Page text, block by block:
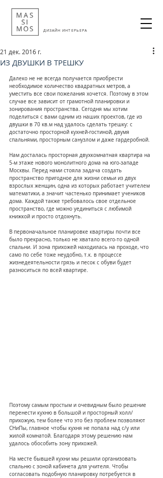
ДИЗАЙН ИНТЕРЬЕРА
ИЗ ДВУШКИ В ТРЕШКУ
21 дек. 2016 г.
Далеко не не всегда получается приобрести
необходимое количество квадратных метров, а
уместить все свои пожелания хочется. Поэтому в этом
случае все зависит от грамотной планировки и
зонирования пространства. Сегодня мы хотим
поделиться с вами одним из наших проектов, где из
двушки в 70 кв.м над удалось сделать трешку: с
достаточно просторной кухней-гостиной, двумя
спальнями, просторным санузлом и даже гардеробной.
Нам досталась просторная двухкомнатная квартира на
5-м этаже нового монолитного дома на юго-западе
Москвы. Перед нами стояла задача создать
пространство пригодное для жизни семьи из двух
взрослых женщин, одна из которых работает учителем
математики, а значит частенько принимает учеников
дома. Каждой также требовалось свое отдельное
пространство, где можно уединиться с любимой
книжкой и просто отдохнуть.
В первоначальное планировке квартиры почти все
было прекрасно, только не хватало всего-то одной
спальни. И зона прихожей находилась на проходе, что
само по себе тоже неудобно, т.к. в процессе
жизнедеятельности грязь и песок с обуви будет
разноситься по всей квартире.
Поэтому самым простым и очевидным было решение
перенести кухню в большой и просторный холл/
прихожую, тем более что это без проблем позволяют
СНиПы, главное чтобы кухня не попала над с/у или
жилой комнатой. Благодаря этому решению нам
удалось обособить зону прихожей.
На месте бывшей кухни мы решили организовать
спальню с зоной кабинета для учителя. Чтобы
согласовать подобную планировку потребуется в